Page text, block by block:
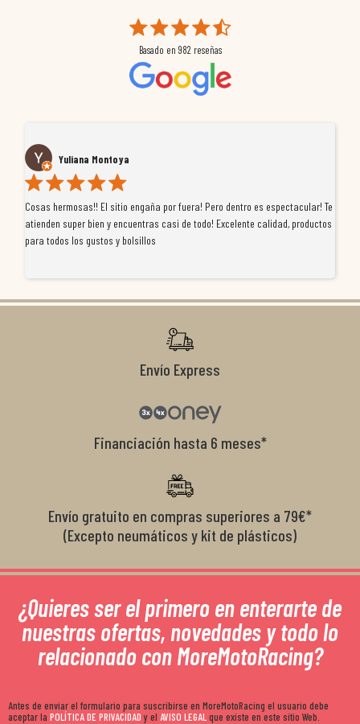
Basado en 982 reseñas
Yuliana Montoya
Cosas hermosas!! El sitio engaña por fuera! Pero dentro es espectacular! Te
atienden super bien y encuentras casi de todo! Excelente calidad, productos
para todos los gustos y bolsillos
Envío Express
Financiación hasta 6 meses*
Envío gratuito en compras superiores a 79€*
(Excepto neumáticos y kit de plásticos)
¿Quieres ser el primero en enterarte de
nuestras ofertas, novedades y todo lo
relacionado con MoreMotoRacing?
Antes de enviar el formulario para suscribirse en MoreMotoRacing el usuario debe
aceptar la POLÍTICA DE PRIVACIDADy el AVISO LEGALque existe en este sitio Web.